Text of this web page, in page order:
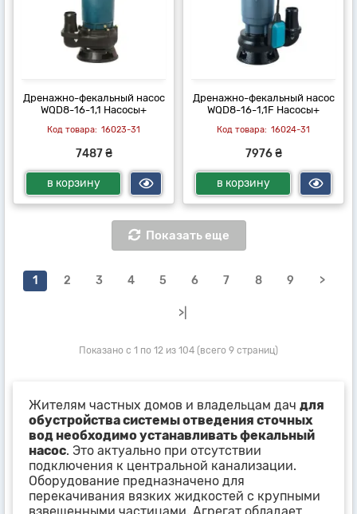
Дренажно-фекальный насос
WQD8-16-1,1 Насосы+
16023-31
7487 ₴
в корзину
Дренажно-фекальный насос
WQD8-16-1,1F Насосы+
16024-31
7976 ₴
в корзину
Показать еще
1 2 3 4 5 6 7 8 9 >
>|
Показано с 1 по 12 из 104 (всего 9 страниц)
Жителям частных домов и владельцам дач для
обустройства системы отведения сточных
вод необходимо устанавливать фекальный
насос. Это актуально при отсутствии
подключения к центральной канализации.
Оборудование предназначено для
перекачивания вязких жидкостей с крупными